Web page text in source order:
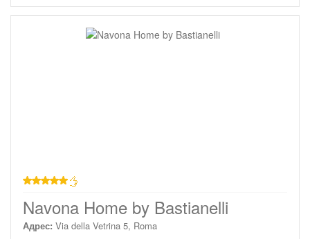
Navona Home by Bastianelli
Адрес: Via della Vetrina 5, Roma